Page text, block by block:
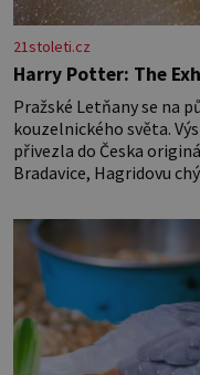
21stoleti.cz
Harry Potter: The
Pražské Letňany se na
kouzelnického světa.
přivezla do Česka
Bradavice, Hagridovu